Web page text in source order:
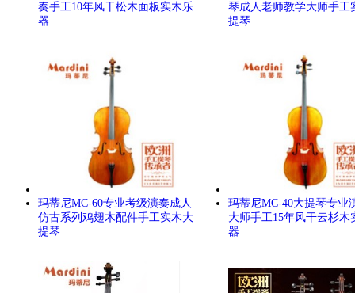
奏手工10年风干松木面板实木乐
器
琴成人老师教学大师手工
提琴
玛蒂尼MC-60专业考级演奏成人
仿古系列鸡翅木配件手工实木大
提琴
玛蒂尼MC-40大提琴专业
大师手工15年风干云杉木
器